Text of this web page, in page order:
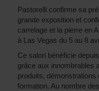
Pastorelli confirme sa
grande exposition et
carrelage et la pierre en
à Las Vegas du 5 au 8
Ce salon bénéficie
grâce aux innombrables
produits,
formation. Au nombre